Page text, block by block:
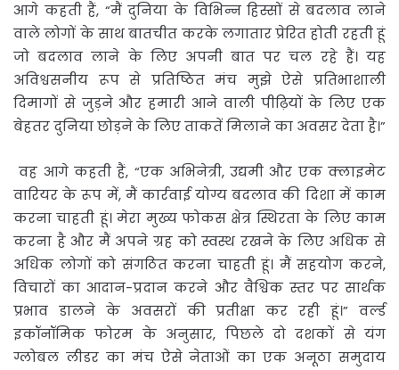
आगे कहती हैं, “मैं दुनिया के विभिन्न हिस्सों से बदलाव लाने
वाले लोगों के साथ बातचीत करके लगातार प्रेरित होती रहती हूं
जो बदलाव लाने के लिए अपनी बात पर चल रहे हैं। यह
अविश्वसनीय रूप से प्रतिष्ठित मंच मुझे ऐसे प्रतिभाशाली
दिमागों से जुड़ने और हमारी आने वाली पीढ़ियों के लिए एक
बेहतर दुनिया छोड़ने के लिए ताकतें मिलाने का अवसर देता है।”
वह आगे कहती हैं, “एक अभिनेत्री, उद्यमी और एक क्लाइमेट
वारियर के रूप में, मैं कार्रवाई योग्य बदलाव की दिशा में काम
करना चाहती हूं। मेरा मुख्य फोकस क्षेत्र स्थिरता के लिए काम
करना है और मैं अपने ग्रह को स्वस्थ रखने के लिए अधिक से
अधिक लोगों को संगठित करना चाहती हूं। मैं सहयोग करने,
विचारों का आदान-प्रदान करने और वैश्विक स्तर पर सार्थक
प्रभाव डालने के अवसरों की प्रतीक्षा कर रही हूं।” वर्ल्ड
इकॉनॉमिक फोरम के अनुसार, पिछले दो दशकों से यंग
ग्लोबल लीडर का मंच ऐसे नेताओं का एक अनूठा समुदाय